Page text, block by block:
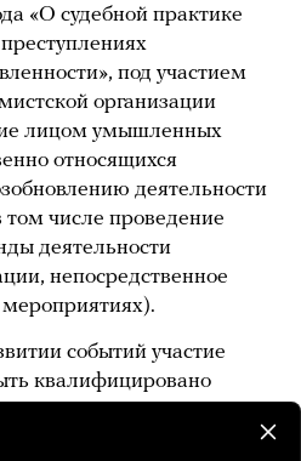
«О судебной практике
под участием
организации
лицом умышленных
относящихся
деятельности
числе проведение
деятельности
непосредственное
событий участие
квалифицировано
(часть вторая
статьи